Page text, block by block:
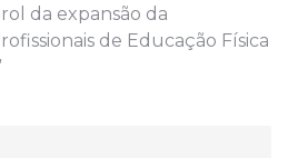
da expansão da
de Educação Física